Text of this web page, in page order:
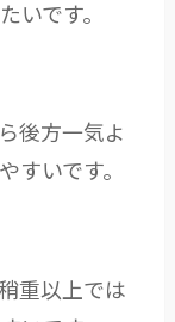
いです。
後方一気よ
すいです。
重以上では